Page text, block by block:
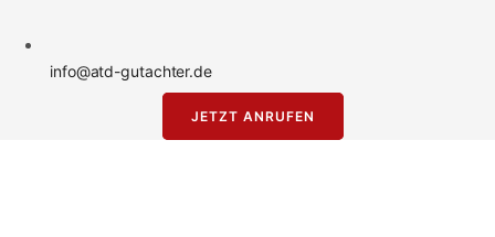
info@atd-gutachter.de
JETZT ANRUFEN